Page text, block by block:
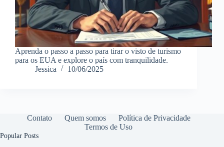
Aprenda o passo a passo para tirar o visto de turismo
para os EUA e explore o país com tranquilidade.
Jessica
10/06/2025
Contato Quem somos
Política de Privacidade
Termos de Uso
Popular Posts